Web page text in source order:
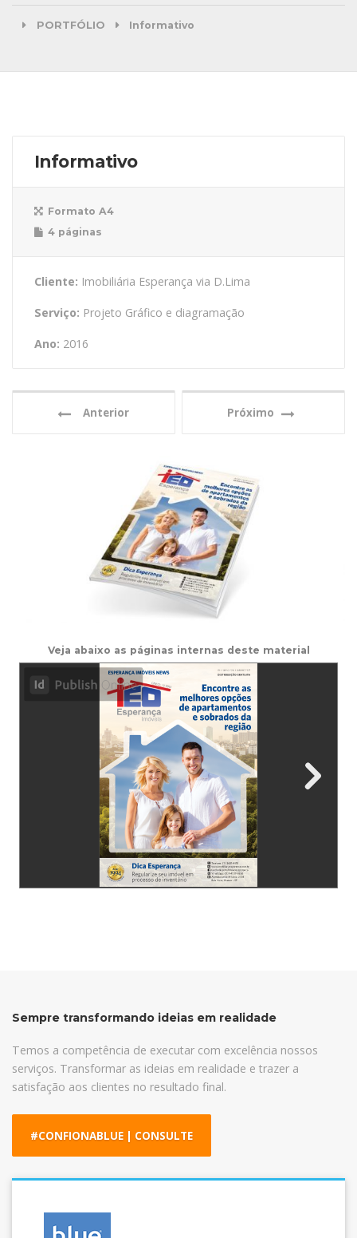
PORTFÓLIO Informativo
Informativo
Formato A4
4 páginas
Cliente: Imobiliária Esperança via D.Lima
Serviço: Projeto Gráfico e diagramação
Ano: 2016
Anterior Próximo
Veja abaixo as páginas internas deste material
Sempre transformando ideias em realidade
Temos a competência de executar com excelência nossos
serviços. Transformar as ideias em realidade e trazer a
satisfação aos clientes no resultado final.
#CONFIONABLUE | CONSULTE